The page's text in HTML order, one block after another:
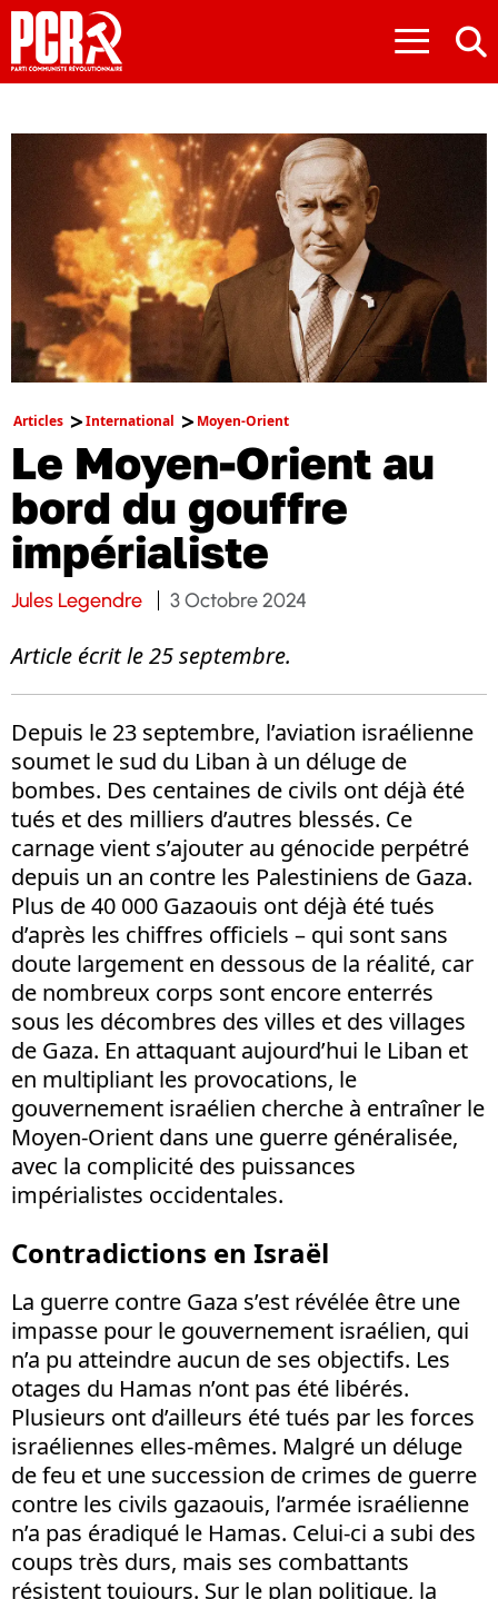
≡
Articles International Moyen-Orient
Le Moyen-Orient au
bord du gouffre
impérialiste
Jules Legendre 3 Octobre 2024
Article écrit le 25 septembre.
Depuis le 23 septembre, l’aviation israélienne
soumet le sud du Liban à un déluge de
bombes. Des centaines de civils ont déjà été
tués et des milliers d’autres blessés. Ce
carnage vient s’ajouter au génocide perpétré
depuis un an contre les Palestiniens de Gaza.
Plus de 40 000 Gazaouis ont déjà été tués
d’après les chiffres officiels – qui sont sans
doute largement en dessous de la réalité, car
de nombreux corps sont encore enterrés
sous les décombres des villes et des villages
de Gaza. En attaquant aujourd’hui le Liban et
en multipliant les provocations, le
gouvernement israélien cherche à entraîner le
Moyen-Orient dans une guerre généralisée,
avec la complicité des puissances
impérialistes occidentales.
Contradictions en Israël
La guerre contre Gaza s’est révélée être une
impasse pour le gouvernement israélien, qui
n’a pu atteindre aucun de ses objectifs. Les
otages du Hamas n’ont pas été libérés.
Plusieurs ont d’ailleurs été tués par les forces
israéliennes elles-mêmes. Malgré un déluge
de feu et une succession de crimes de guerre
contre les civils gazaouis, l’armée israélienne
n’a pas éradiqué le Hamas. Celui-ci a subi des
coups très durs, mais ses combattants
résistent toujours. Sur le plan politique, la